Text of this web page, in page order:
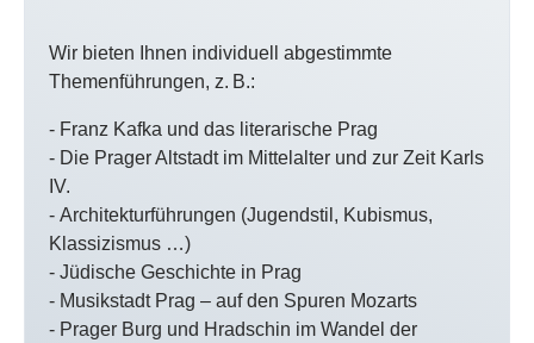
Wir bieten Ihnen individuell abgestimmte
Themenführungen, z. B.:
- Franz Kafka und das literarische Prag
- Die Prager Altstadt im Mittelalter und zur Zeit Karls
IV.
- Architekturführungen (Jugendstil, Kubismus,
Klassizismus …)
- Jüdische Geschichte in Prag
- Musikstadt Prag – auf den Spuren Mozarts
- Prager Burg und Hradschin im Wandel der